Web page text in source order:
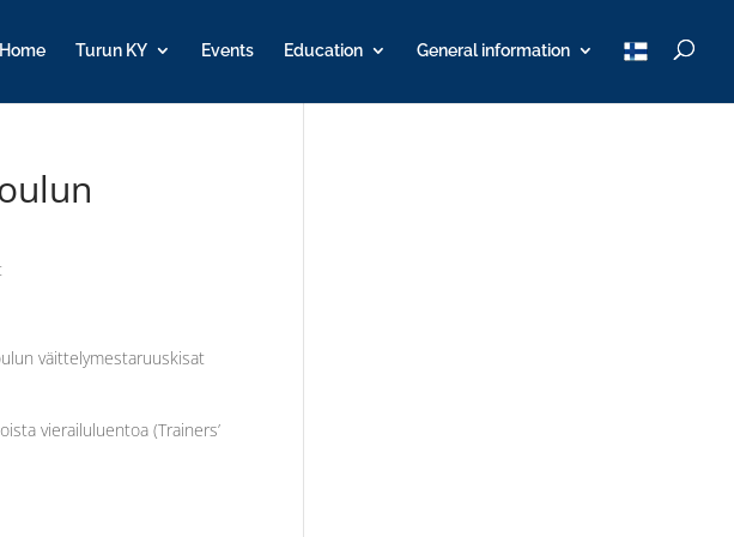
Home Turun KY Events Education General information
T
u
väittelymestaruuskisat
vierailuluentoa (Trainers’